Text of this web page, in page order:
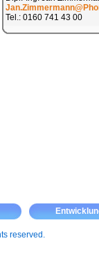
Tel.: 0160 741 43 00
reserved.